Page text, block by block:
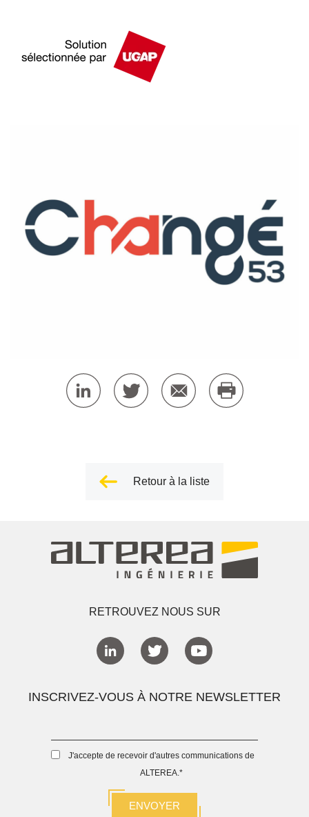
Retour à la liste
RETROUVEZ NOUS SUR
INSCRIVEZ-VOUS À NOTRE NEWSLETTER
J'accepte de recevoir d'autres communications de
ALTEREA. *